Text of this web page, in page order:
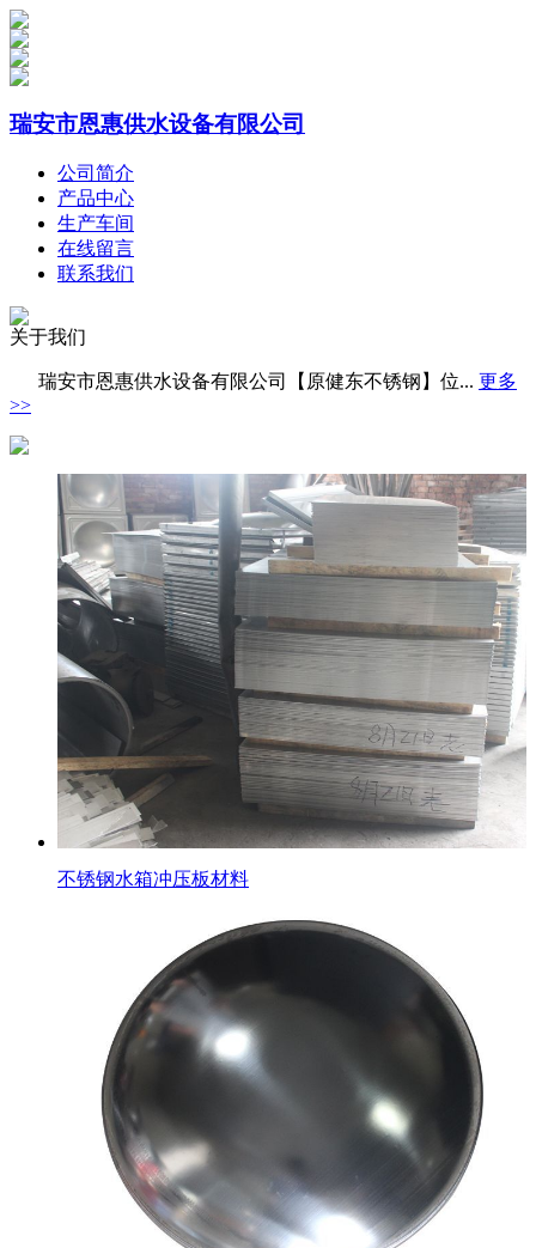
瑞安市恩惠供水设备有限公司
公司简介
产品中心
生产车间
在线留言
联系我们
关于我们
瑞安市恩惠供水设备有限公司【原健东不锈钢】位... 更多
>>
不锈钢水箱冲压板材料